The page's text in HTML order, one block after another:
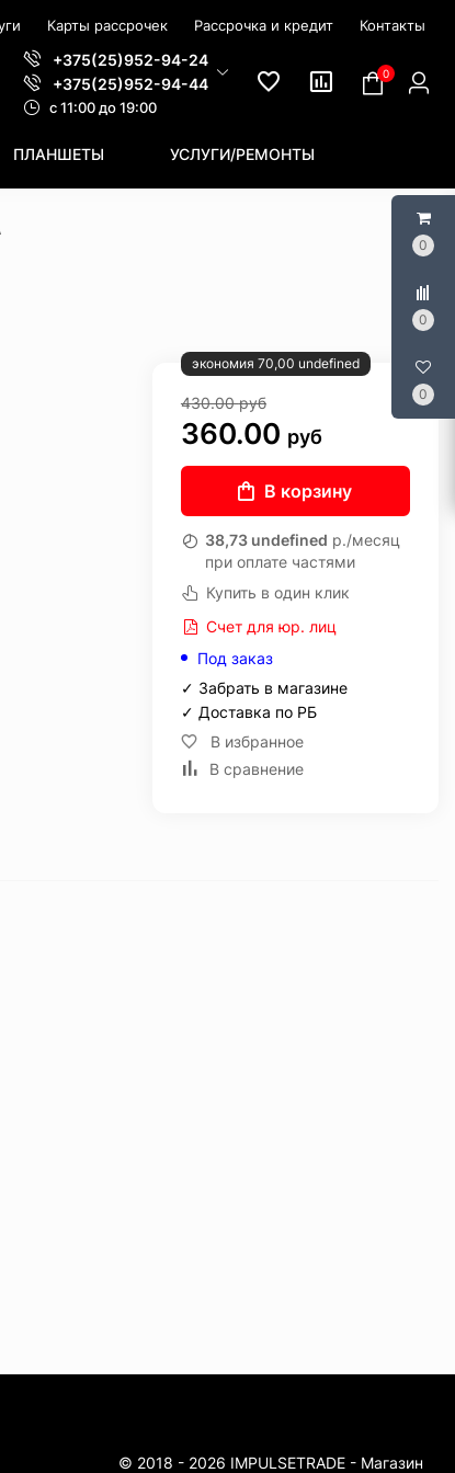
0
0
0
Карты рассрочек Рассрочка и кредит Контакты
+375(25)952-94-24
+375(25)952-94-44
c 11:00 до 19:00
0
ПЛАНШЕТЫ УСЛУГИ/РЕМОНТЫ
экономия 70,00 undefined
430.00руб
360.00 руб
В корзину
38,73 undefined р./месяц
при оплате частями
Купить в один клик
Счет для юр. лиц
Под заказ
✓ Забрать в магазине
✓ Доставка по РБ
В избранное
В сравнение
© 2018 - 2026 IMPULSETRADE - Магазин